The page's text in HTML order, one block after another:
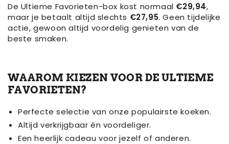
De Ultieme Favorieten-box kost normaal €29,94,
maar je betaalt altijd slechts €27,95. Geen tijdelijke
actie, gewoon altijd voordelig genieten van de
beste smaken.
WAAROM KIEZEN VOOR DE ULTIEME
FAVORIETEN?
Perfecte selectie van onze populairste koeken.
Altijd verkrijgbaar én voordeliger.
Een heerlijk cadeau voor jezelf of anderen.